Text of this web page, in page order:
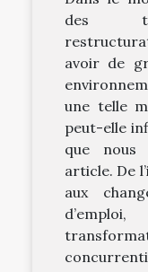
des
avoir de
une telle
peut-elle
que nous
article. De
aux